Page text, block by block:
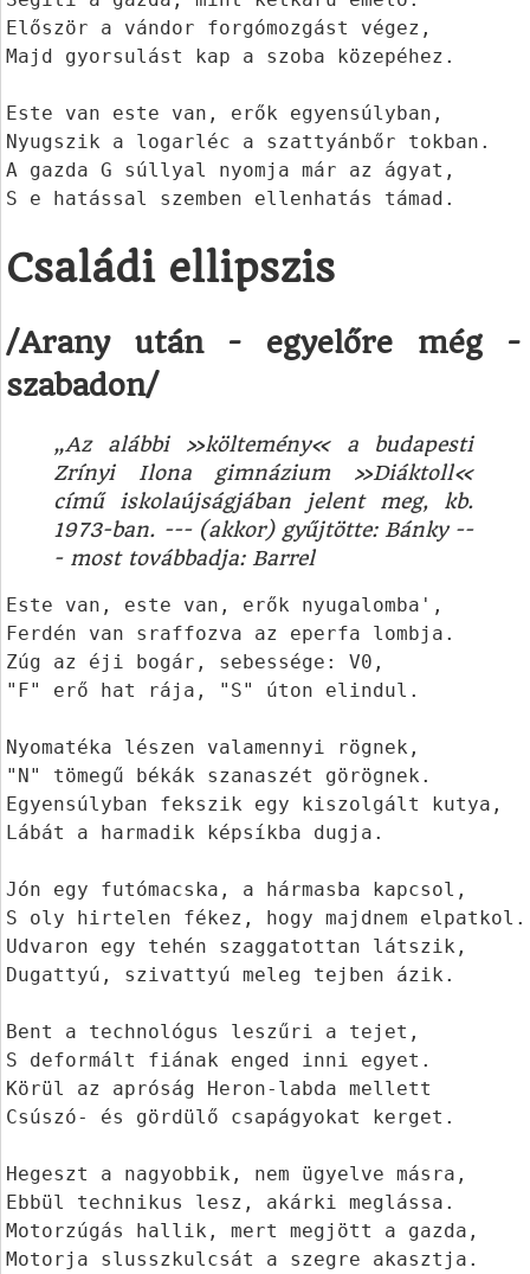
Először a vándor forgómozgást végez,
Majd gyorsulást kap a szoba közepéhez.
Este van este van, erők egyensúlyban,
Nyugszik a logarléc a szattyánbőr tokban.
A gazda G súllyal nyomja már az ágyat,
Családi ellipszis
/Arany után - egyelőre még -
szabadon/
„Az alábbi »költemény« a budapesti
Zrínyi Ilona gimnázium »Diáktoll«
című iskolaújságjában jelent meg, kb.
1973-ban. --- (akkor) gyűjtötte: Bánky --
- most továbbadja: Barrel
Este van, este van, erők nyugalomba',
Ferdén van sraffozva az eperfa lombja.
Zúg az éji bogár, sebessége: V0,
"F" erő hat rája, "S" úton elindul.
Nyomatéka lészen valamennyi rögnek,
"N" tömegű békák szanaszét görögnek.
Egyensúlyban fekszik egy kiszolgált kutya,
Lábát a harmadik képsíkba dugja.
Jón egy futómacska, a hármasba kapcsol,
S oly hirtelen fékez, hogy majdnem elpatkol.
Udvaron egy tehén szaggatottan látszik,
Dugattyú, szivattyú meleg tejben ázik.
Bent a technológus leszűri a tejet,
S deformált fiának enged inni egyet.
Körül az apróság Heron-labda mellett
Csúszó- és gördülő csapágyokat kerget.
Hegeszt a nagyobbik, nem ügyelve másra,
Ebbül technikus lesz, akárki meglássa.
Motorzúgás hallik, mert megjött a gazda,
Motorja slusszkulcsát a szegre akasztja.